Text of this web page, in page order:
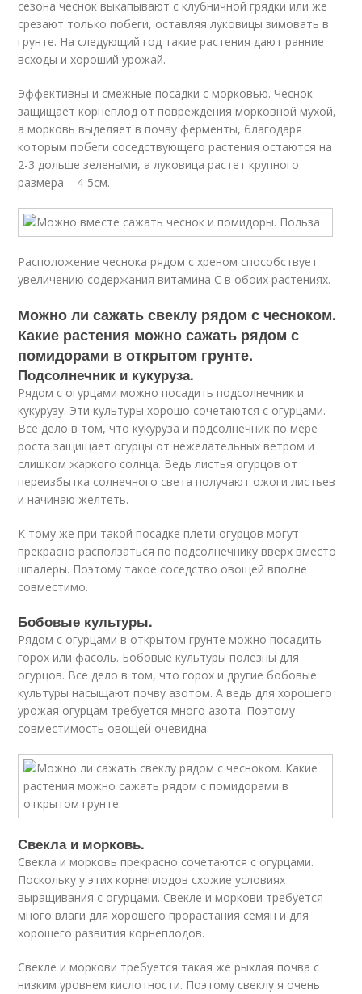
сезона чеснок выкапывают с клубничной грядки или же
срезают только побеги, оставляя луковицы зимовать в
грунте. На следующий год такие растения дают ранние
всходы и хороший урожай.
Эффективны и смежные посадки с морковью. Чеснок
защищает корнеплод от повреждения морковной мухой,
а морковь выделяет в почву ферменты, благодаря
которым побеги соседствующего растения остаются на
2-3 дольше зелеными, а луковица растет крупного
размера – 4-5см.
Расположение чеснока рядом с хреном способствует
увеличению содержания витамина С в обоих растениях.
Можно ли сажать свеклу рядом с чесноком.
Какие растения можно сажать рядом с
помидорами в открытом грунте.
Подсолнечник и кукуруза.
Рядом с огурцами можно посадить подсолнечник и
кукурузу. Эти культуры хорошо сочетаются с огурцами.
Все дело в том, что кукуруза и подсолнечник по мере
роста защищает огурцы от нежелательных ветром и
слишком жаркого солнца. Ведь листья огурцов от
переизбытка солнечного света получают ожоги листьев
и начинаю желтеть.
К тому же при такой посадке плети огурцов могут
прекрасно расползаться по подсолнечнику вверх вместо
шпалеры. Поэтому такое соседство овощей вполне
совместимо.
Бобовые культуры.
Рядом с огурцами в открытом грунте можно посадить
горох или фасоль. Бобовые культуры полезны для
огурцов. Все дело в том, что горох и другие бобовые
культуры насыщают почву азотом. А ведь для хорошего
урожая огурцам требуется много азота. Поэтому
совместимость овощей очевидна.
Свекла и морковь.
Свекла и морковь прекрасно сочетаются с огурцами.
Поскольку у этих корнеплодов схожие условиях
выращивания с огурцами. Свекле и моркови требуется
много влаги для хорошего прорастания семян и для
хорошего развития корнеплодов.
Свекле и моркови требуется такая же рыхлая почва с
низким уровнем кислотности. Поэтому свеклу я очень